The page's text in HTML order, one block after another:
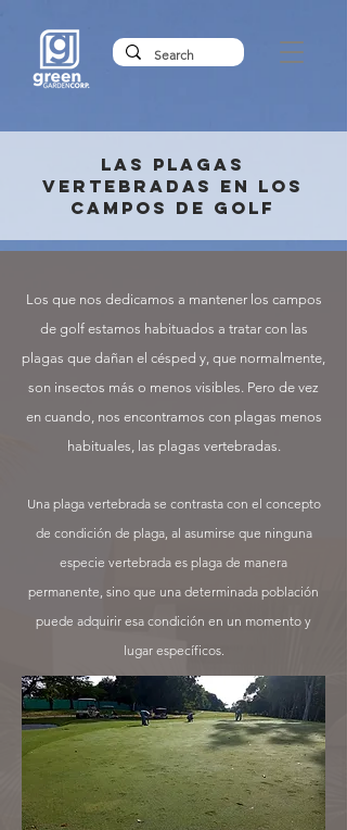
LAS PLAGAS
VERTEBRADAS EN LOS
CAMPOS DE GOLF
Los que nos dedicamos a mantener los campos
de golf estamos habituados a tratar con las
plagas que dañan el césped y, que normalmente,
son insectos más o menos visibles. Pero de vez
en cuando, nos encontramos con plagas menos
habituales, las plagas vertebradas.
Una plaga vertebrada se contrasta con el concepto
de condición de plaga, al asumirse que ninguna
especie vertebrada es plaga de manera
permanente, sino que una determinada población
puede adquirir esa condición en un momento y
lugar específicos.